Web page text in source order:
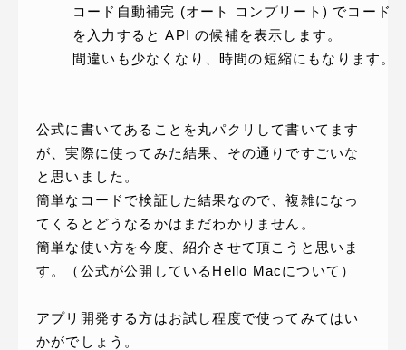
コード自動補完 (オート コンプリート) でコード
を入力すると API の候補を表示します。
間違いも少なくなり、時間の短縮にもなります。
公式に書いてあることを丸パクリして書いてます
が、実際に使ってみた結果、その通りですごいな
と思いました。
簡単なコードで検証した結果なので、複雑になっ
てくるとどうなるかはまだわかりません。
簡単な使い方を今度、紹介させて頂こうと思いま
す。（公式が公開しているHello Macについて）
アプリ開発する方はお試し程度で使ってみてはい
かがでしょう。